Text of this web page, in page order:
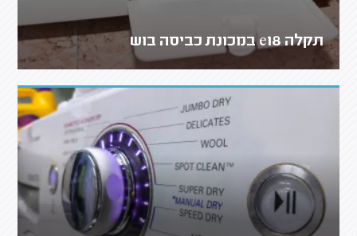
תקלה e18 במכונת כביסה בוש